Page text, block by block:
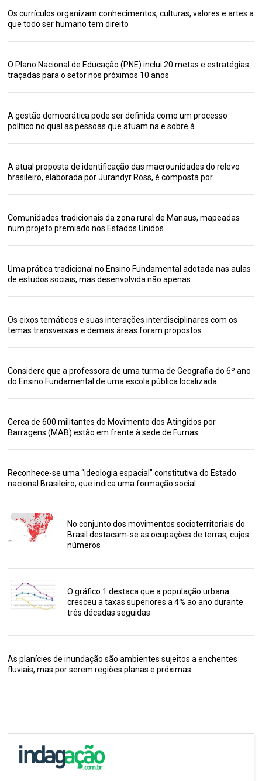
Os currículos organizam conhecimentos, culturas, valores e artes a
que todo ser humano tem direito
O Plano Nacional de Educação (PNE) inclui 20 metas e estratégias
traçadas para o setor nos próximos 10 anos
A gestão democrática pode ser definida como um processo
político no qual as pessoas que atuam na e sobre à
A atual proposta de identificação das macrounidades do relevo
brasileiro, elaborada por Jurandyr Ross, é composta por
Comunidades tradicionais da zona rural de Manaus, mapeadas
num projeto premiado nos Estados Unidos
Uma prática tradicional no Ensino Fundamental adotada nas aulas
de estudos sociais, mas desenvolvida não apenas
Os eixos temáticos e suas interações interdisciplinares com os
temas transversais e demais áreas foram propostos
Considere que a professora de uma turma de Geografia do 6º ano
do Ensino Fundamental de uma escola pública localizada
Cerca de 600 militantes do Movimento dos Atingidos por
Barragens (MAB) estão em frente à sede de Furnas
Reconhece-se uma “ideologia espacial” constitutiva do Estado
nacional Brasileiro, que indica uma formação social
No conjunto dos movimentos socioterritoriais do
Brasil destacam-se as ocupações de terras, cujos
números
O gráfico 1 destaca que a população urbana
cresceu a taxas superiores a 4% ao ano durante
três décadas seguidas
As planícies de inundação são ambientes sujeitos a enchentes
fluviais, mas por serem regiões planas e próximas